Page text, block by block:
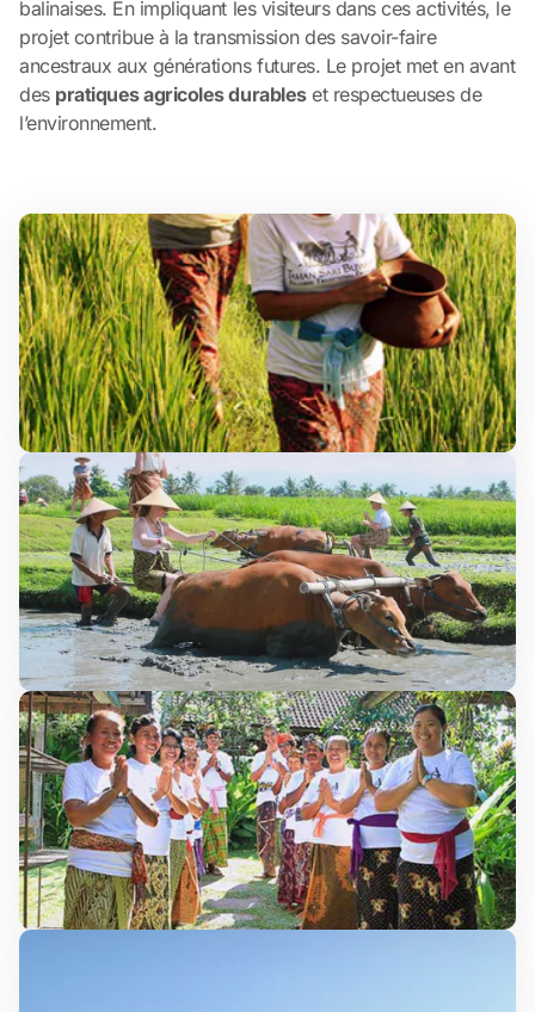
balinaises. En impliquant les visiteurs dans ces activités, le
projet contribue à la transmission des savoir-faire
ancestraux aux générations futures. Le projet met en avant
des pratiques agricoles durableset respectueuses de
l’environnement.